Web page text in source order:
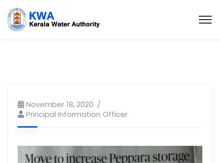
November 18, 2020
Principal Information Officer